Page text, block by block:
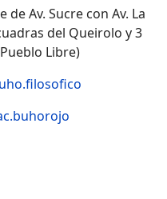
de Av. Sucre con Av. La
del Queirolo y 3
Libre)